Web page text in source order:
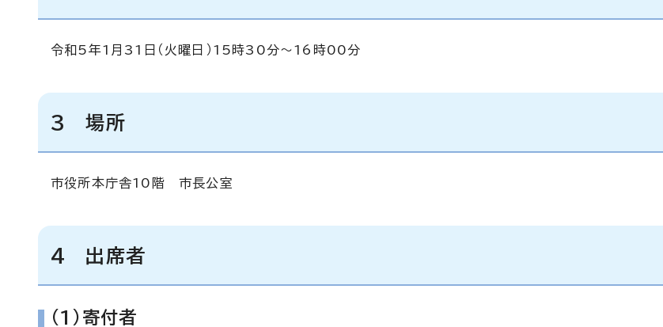
令和5年1月31日（火曜日）15時30分～16時00分
3 場所
市役所本庁舎10階 市長公室
4 出席者
(1)寄付者